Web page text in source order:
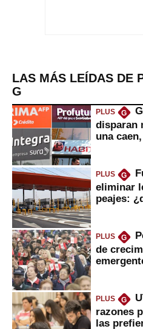
LAS MÁS LEÍDAS DE
G
PLUS G
disparan
una
PLUS G
eliminar
peajes:
PLUS G
de
PLUS G
razones
las